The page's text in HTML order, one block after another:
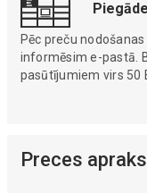
Pēc preču
informēsim e-pastā.
pasūtījumiem virs 50
Preces